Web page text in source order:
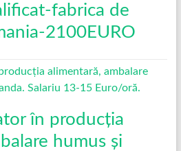
fabrica de
2100EURO
în producția
humus și